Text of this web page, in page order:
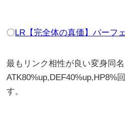
〇 LR【完全体の真価】パーフ
最もリンク相性が良い変身同名
ATK80%up,DEF40%up,HP8%
す。